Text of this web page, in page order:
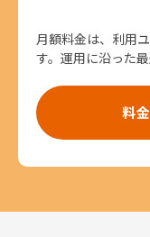
月額料金は、利用
す。運用に沿った
料